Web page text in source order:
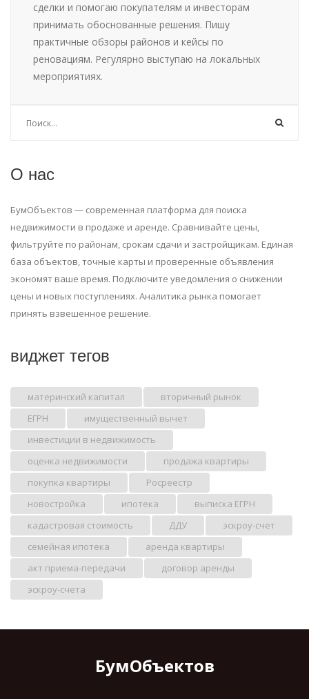
сделки и помогаю покупателям и инвесторам
принимать обоснованные решения. Пишу
практичные обзоры районов и кейсы по
реновациям. Регулярно выступаю на локальных
мероприятиях.
О нас
БумОбъектов — современная платформа для поиска
недвижимости в продаже и аренде. Сравнивайте цены,
фильтруйте по районам, срокам сдачи и застройщикам. Единая
база объектов, точные карты и проверенные объявления
экономят ваше время. Подключите уведомления о снижении
цены и новых поступлениях. Аналитика рынка помогает
принять взвешенное решение.
виджет тегов
материнский капитал
вторичный рынок
ЕГРН
имущественный вычет
инвестиции в недвижимость
оценка недвижимости
продажа квартиры
покупка квартиры
Росреестр
новостройка
ипотека
выписка ЕГРН
кадастровая стоимость
ДДУ
эскроу-счет
семейная ипотека
аренда квартиры
акт приема-передачи
договор аренды
эскроу-счета
БумОбъектов